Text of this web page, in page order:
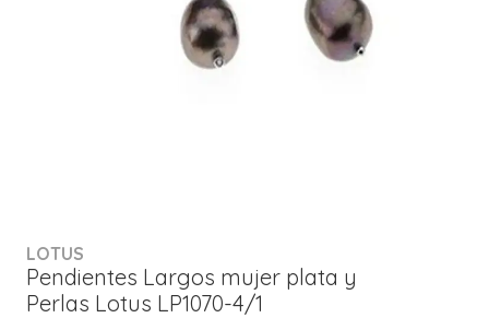
LOTUS
Pendientes Largos mujer plata y
Perlas Lotus LP1070-4/1